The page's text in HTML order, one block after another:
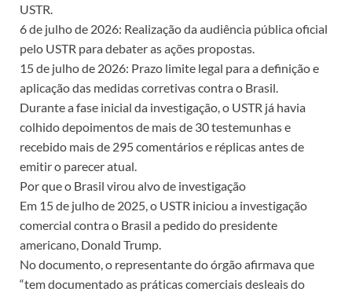
USTR.
6 de julho de 2026: Realização da audiência pública oficial
pelo USTR para debater as ações propostas.
15 de julho de 2026: Prazo limite legal para a definição e
aplicação das medidas corretivas contra o Brasil.
Durante a fase inicial da investigação, o USTR já havia
colhido depoimentos de mais de 30 testemunhas e
recebido mais de 295 comentários e réplicas antes de
emitir o parecer atual.
Por que o Brasil virou alvo de investigação
Em 15 de julho de 2025, o USTR iniciou a investigação
comercial contra o Brasil a pedido do presidente
americano, Donald Trump.
No documento, o representante do órgão afirmava que
“tem documentado as práticas comerciais desleais do